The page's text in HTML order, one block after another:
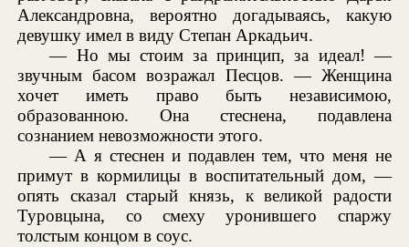
Александровна, вероятно догадываясь, какую
девушку имел в виду Степан Аркадьич.
— Но мы стоим за принцип, за идеал! —
звучным басом возражал Песцов. — Женщина
хочет иметь право быть независимою,
образованною. Она стеснена, подавлена
сознанием невозможности этого.
— А я стеснен и подавлен тем, что меня не
примут в кормилицы в воспитательный дом, —
опять сказал старый князь, к великой радости
Туровцына, со смеху уронившего спаржу
толстым концом в соус.